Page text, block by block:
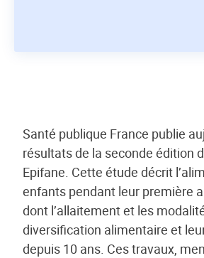
Santé publique France publie
résultats de la seconde édition
Epifane. Cette étude décrit
enfants pendant leur première
dont l’allaitement et les
diversification alimentaire et
depuis 10 ans. Ces travaux,